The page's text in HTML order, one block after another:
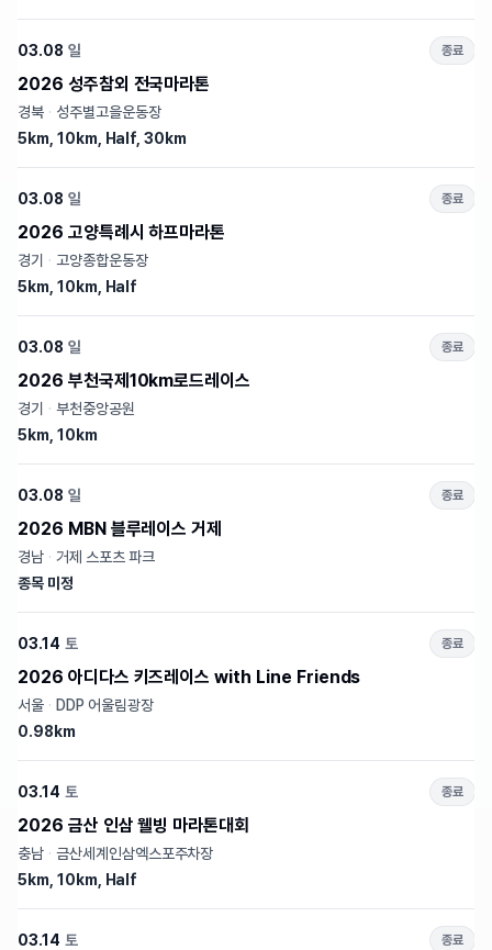
03.08 일 종료
2026 성주참외 전국마라톤
경북 · 성주별고을운동장
5km, 10km, Half, 30km
03.08 일 종료
2026 고양특례시 하프마라톤
경기 · 고양종합운동장
5km, 10km, Half
03.08 일 종료
2026 부천국제10km로드레이스
경기 · 부천중앙공원
5km, 10km
03.08 일 종료
2026 MBN 블루레이스 거제
경남 · 거제 스포츠 파크
종목 미정
03.14 토 종료
2026 아디다스 키즈레이스 with Line Friends
서울 · DDP 어울림광장
0.98km
03.14 토 종료
2026 금산 인삼 웰빙 마라톤대회
충남 · 금산세계인삼엑스포주차장
5km, 10km, Half
03.14 토 종료